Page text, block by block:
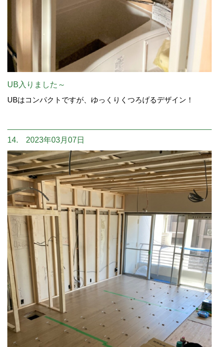
UB入りました～
UBはコンパクトですが、ゆっくりくつろげるデザイン！
14. 2023年03月07日